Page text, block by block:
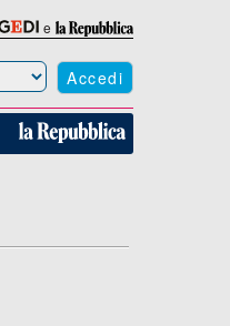
e
Accedi